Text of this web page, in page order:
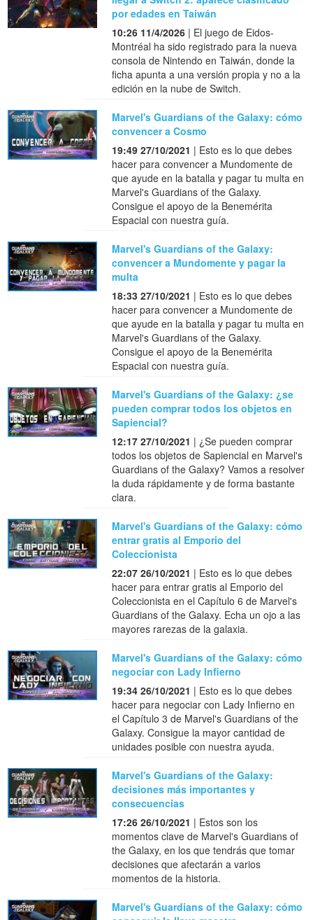
por edades en Taiwán
10:26 11/4/2026 | El juego de Eidos-
Montréal ha sido registrado para la nueva
consola de Nintendo en Taiwán, donde la
ficha apunta a una versión propia y no a la
edición en la nube de Switch.
Marvel's Guardians of the Galaxy: cómo
convencer a Cosmo
19:49 27/10/2021 | Esto es lo que debes
hacer para convencer a Mundomente de
que ayude en la batalla y pagar tu multa en
Marvel's Guardians of the Galaxy.
Consigue el apoyo de la Benemérita
Espacial con nuestra guía.
Marvel's Guardians of the Galaxy:
convencer a Mundomente y pagar la
multa
18:33 27/10/2021 | Esto es lo que debes
hacer para convencer a Mundomente de
que ayude en la batalla y pagar tu multa en
Marvel's Guardians of the Galaxy.
Consigue el apoyo de la Benemérita
Espacial con nuestra guía.
Marvel's Guardians of the Galaxy: ¿se
pueden comprar todos los objetos en
Sapiencial?
12:17 27/10/2021 | ¿Se pueden comprar
todos los objetos de Sapiencial en Marvel's
Guardians of the Galaxy? Vamos a resolver
la duda rápidamente y de forma bastante
clara.
Marvel's Guardians of the Galaxy: cómo
entrar gratis al Emporio del
Coleccionista
22:07 26/10/2021 | Esto es lo que debes
hacer para entrar gratis al Emporio del
Coleccionista en el Capítulo 6 de Marvel's
Guardians of the Galaxy. Echa un ojo a las
mayores rarezas de la galaxia.
Marvel's Guardians of the Galaxy: cómo
negociar con Lady Infierno
19:34 26/10/2021 | Esto es lo que debes
hacer para negociar con Lady Infierno en
el Capítulo 3 de Marvel's Guardians of the
Galaxy. Consigue la mayor cantidad de
unidades posible con nuestra ayuda.
Marvel's Guardians of the Galaxy:
decisiones más importantes y
consecuencias
17:26 26/10/2021 | Estos son los
momentos clave de Marvel's Guardians of
the Galaxy, en los que tendrás que tomar
decisiones que afectarán a varios
momentos de la historia.
Marvel's Guardians of the Galaxy: cómo